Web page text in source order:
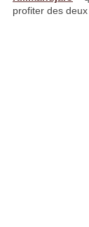
profiter des